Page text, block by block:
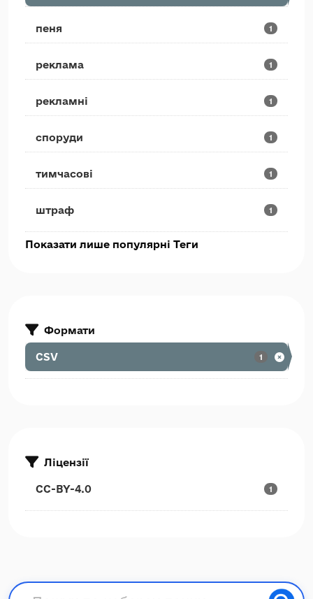
пеня 1
реклама 1
рекламні 1
споруди 1
тимчасові 1
штраф 1
Показати лише популярні Теги
Формати
CSV 1
Ліцензії
CC-BY-4.0 1